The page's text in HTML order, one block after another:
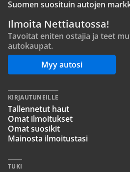
Suomen suosituin autojen
Ilmoita Nettiautossa!
Tavoitat eniten ostajia ja teet
autokaupat.
Myy autosi
KIRJAUTUNEILLE
Tallennetut haut
Omat ilmoitukset
Omat suosikit
Mainosta ilmoitustasi
TUKI